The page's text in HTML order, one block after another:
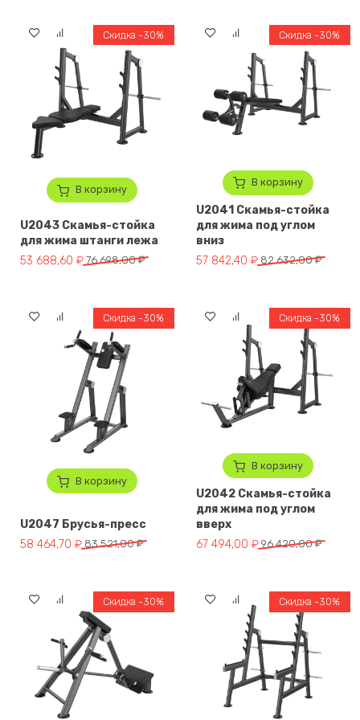
В корзину
Скидка -30%
U2043 Скамья-стойка
для жима штанги лежа
76 698,00₽
Первоначальная цена составляла 76 698,00 ₽.
53 688,60 ₽
Текущая цена: 53 688,60 ₽.
В корзину
Скидка -30%
U2041 Скамья-стойка
для жима под углом
вниз
82 632,00₽
Первоначальная цена
57 842,40 ₽
Текущая цена: 57 842,40 ₽.
В корзину
Скидка -30%
U2047 Брусья-пресс
83 521,00₽
Первоначальная цена составляла 83 521,00 ₽.
58 464,70 ₽
Текущая цена: 58 464,70 ₽.
В корзину
Скидка -30%
U2042 Скамья-стойка
для жима под углом
вверх
96 420,00₽
Первоначальная цена
67 494,00 ₽
Текущая цена: 67 494,00 ₽.
Скидка -30% Скидка -30%